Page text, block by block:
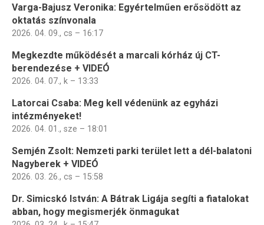
Varga-Bajusz Veronika: Egyértelműen erősödött az
oktatás színvonala
2026. 04. 09., cs – 16:17
Megkezdte működését a marcali kórház új CT-
berendezése + VIDEÓ
2026. 04. 07., k – 13:33
Latorcai Csaba: Meg kell védenünk az egyházi
intézményeket!
2026. 04. 01., sze – 18:01
Semjén Zsolt: Nemzeti parki terület lett a dél-balatoni
Nagyberek + VIDEÓ
2026. 03. 26., cs – 15:58
Dr. Simicskó István: A Bátrak Ligája segíti a fiatalokat
abban, hogy megismerjék önmagukat